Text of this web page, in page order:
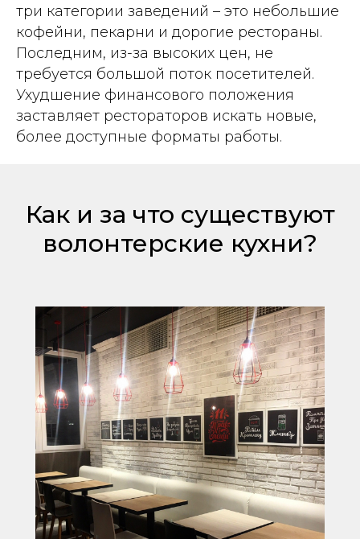
три категории заведений – это небольшие
кофейни, пекарни и дорогие рестораны.
Последним, из-за высоких цен, не
требуется большой поток посетителей.
Ухудшение финансового положения
заставляет рестораторов искать новые,
более доступные форматы работы.
Как и за что существуют
волонтерские кухни?